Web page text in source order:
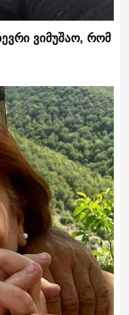
ვიმუშაო, რომ